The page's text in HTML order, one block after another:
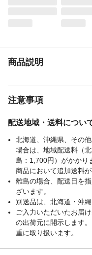
本体サイズ-高さ(cm) 2.5
本体重量(g)
国
商品説明
注意事項
配送地域・送料につい
北海道、沖縄県、その
場合は、地域配送料（
島：1,700円）がかかり
商品において追加送料
離島の場合、配送日を
ざいます。
別送品は、北海道・沖
ご入力いただいたお届
の出荷元に開示します
重に取り扱います。